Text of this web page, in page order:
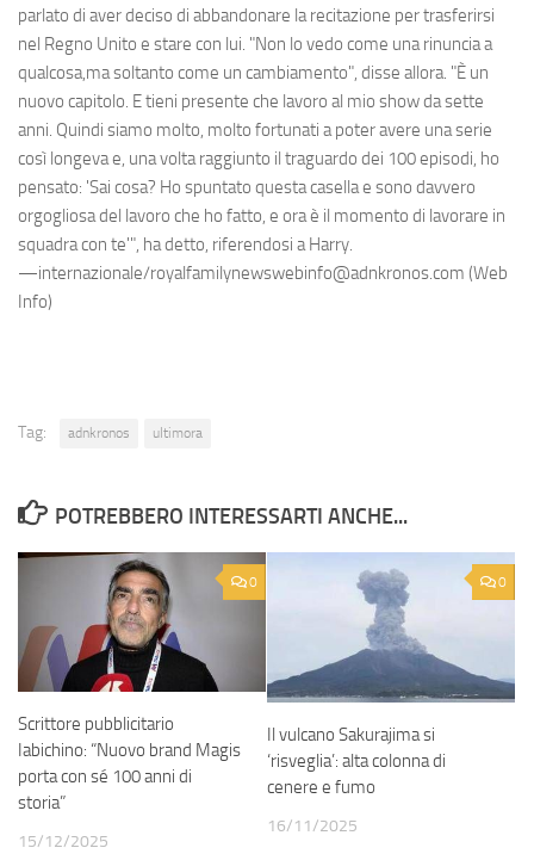
parlato di aver deciso di abbandonare la recitazione per trasferirsi
nel Regno Unito e stare con lui. "Non lo vedo come una rinuncia a
qualcosa,ma soltanto come un cambiamento", disse allora. "È un
nuovo capitolo. E tieni presente che lavoro al mio show da sette
anni. Quindi siamo molto, molto fortunati a poter avere una serie
così longeva e, una volta raggiunto il traguardo dei 100 episodi, ho
pensato: 'Sai cosa? Ho spuntato questa casella e sono davvero
orgogliosa del lavoro che ho fatto, e ora è il momento di lavorare in
squadra con te'", ha detto, riferendosi a Harry.
—internazionale/royalfamilynewswebinfo@adnkronos.com (Web
Info)
Tag: adnkronos ultimora
POTREBBERO INTERESSARTI ANCHE...
0
Scrittore pubblicitario
Iabichino: “Nuovo brand Magis
porta con sé 100 anni di
storia”
15/12/2025
0
Il vulcano Sakurajima si
‘risveglia’: alta colonna di
cenere e fumo
16/11/2025